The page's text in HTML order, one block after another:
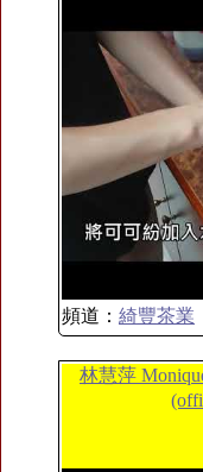
頻道： 綺豐茶業
林慧萍